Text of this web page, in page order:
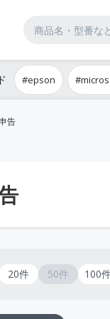
#epson
告
20件 50件 100